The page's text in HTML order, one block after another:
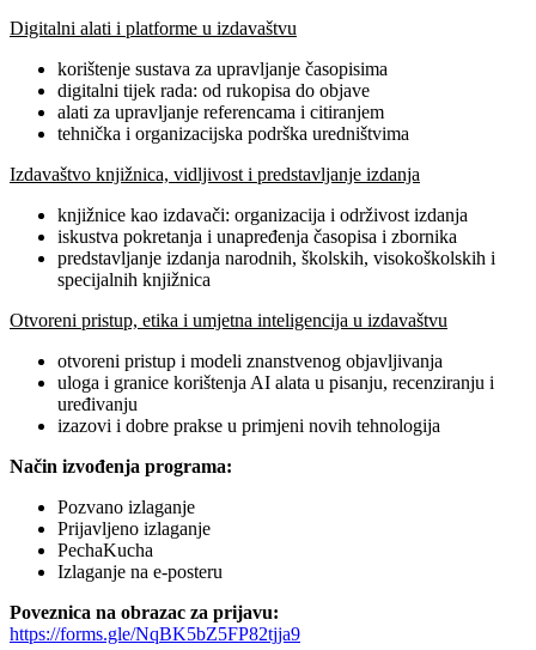
Digitalni alati i platforme u izdavaštvu
korištenje sustava za upravljanje časopisima
digitalni tijek rada: od rukopisa do objave
alati za upravljanje referencama i citiranjem
tehnička i organizacijska podrška uredništvima
Izdavaštvo knjižnica, vidljivost i predstavljanje izdanja
knjižnice kao izdavači: organizacija i održivost izdanja
iskustva pokretanja i unapređenja časopisa i zbornika
predstavljanje izdanja narodnih, školskih, visokoškolskih i
specijalnih knjižnica
Otvoreni pristup, etika i umjetna inteligencija u izdavaštvu
otvoreni pristup i modeli znanstvenog objavljivanja
uloga i granice korištenja AI alata u pisanju, recenziranju i
uređivanju
izazovi i dobre prakse u primjeni novih tehnologija
Način izvođenja programa:
Pozvano izlaganje
Prijavljeno izlaganje
PechaKucha
Izlaganje na e-posteru
Poveznica na obrazac za prijavu:
https://forms.gle/NqBK5bZ5FP82tjja9